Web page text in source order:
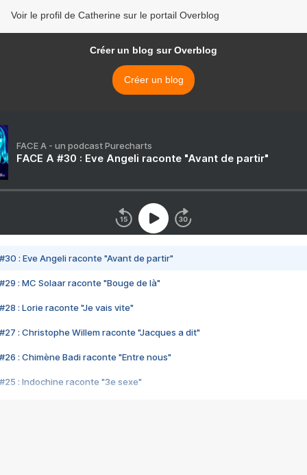
Voir le profil de Catherine sur le portail Overblog
Créer un blog sur Overblog
Créer un blog
FACE A - un podcast Purecharts
FACE A #30 : Eve Angeli raconte "Avant de partir"
#30 : Eve Angeli raconte "Avant de partir"
#29 : MC Solaar raconte "Bouge de là"
#28 : Lorie raconte "Je vais vite"
#27 : Christophe Willem raconte "Jacques a dit"
#26 : Chimène Badi raconte "Entre nous"
#25 : Indochine raconte "3e sexe"